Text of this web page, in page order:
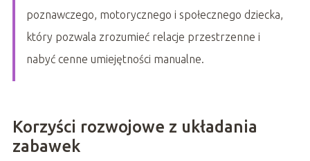
poznawczego, motorycznego i społecznego dziecka,
który pozwala zrozumieć relacje przestrzenne i
nabyć cenne umiejętności manualne.
Korzyści rozwojowe z układania
zabawek